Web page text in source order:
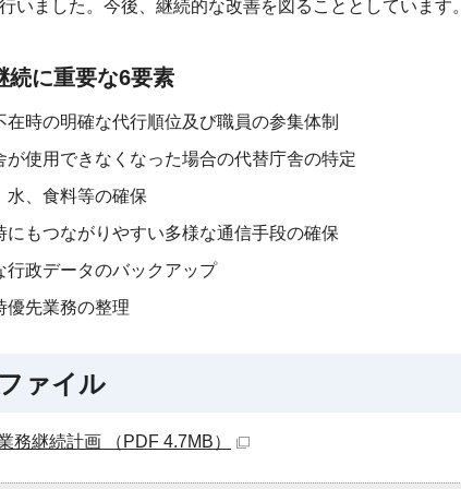
いました。今後、継続的な改善を図ることとしています
続に重要な6要素
在時の明確な代行順位及び職員の参集体制
が使用できなくなった場合の代替庁舎の特定
水、食料等の確保
にもつながりやすい多様な通信手段の確保
行政データのバックアップ
優先業務の整理
ァイル
務継続計画 （PDF 4.7MB）